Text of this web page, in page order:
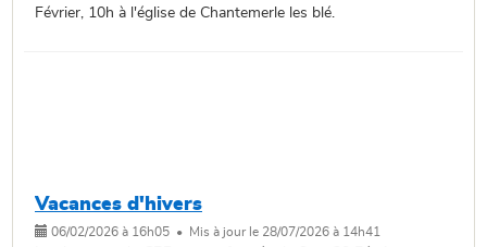
Février, 10h à l'église de Chantemerle les blé.
Vacances d'hivers
06/02/2026 à 16h05 • Mis à jour le 28/07/2026 à 14h41